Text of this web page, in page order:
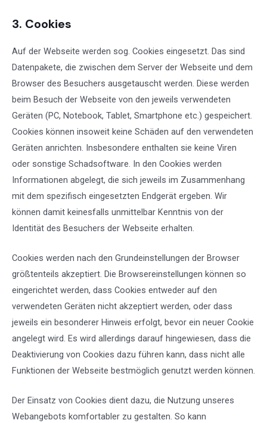
3. Cookies
Auf der Webseite werden sog. Cookies eingesetzt. Das sind
Datenpakete, die zwischen dem Server der Webseite und dem
Browser des Besuchers ausgetauscht werden. Diese werden
beim Besuch der Webseite von den jeweils verwendeten
Geräten (PC, Notebook, Tablet, Smartphone etc.) gespeichert.
Cookies können insoweit keine Schäden auf den verwendeten
Geräten anrichten. Insbesondere enthalten sie keine Viren
oder sonstige Schadsoftware. In den Cookies werden
Informationen abgelegt, die sich jeweils im Zusammenhang
mit dem spezifisch eingesetzten Endgerät ergeben. Wir
können damit keinesfalls unmittelbar Kenntnis von der
Identität des Besuchers der Webseite erhalten.
Cookies werden nach den Grundeinstellungen der Browser
größtenteils akzeptiert. Die Browsereinstellungen können so
eingerichtet werden, dass Cookies entweder auf den
verwendeten Geräten nicht akzeptiert werden, oder dass
jeweils ein besonderer Hinweis erfolgt, bevor ein neuer Cookie
angelegt wird. Es wird allerdings darauf hingewiesen, dass die
Deaktivierung von Cookies dazu führen kann, dass nicht alle
Funktionen der Webseite bestmöglich genutzt werden können.
Der Einsatz von Cookies dient dazu, die Nutzung unseres
Webangebots komfortabler zu gestalten. So kann